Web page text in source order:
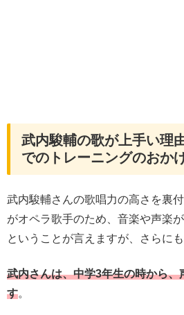
武内駿輔の歌が上手い理
でのトレーニングのおか
武内駿輔さんの歌唱力の高さを裏
がオペラ歌手のため、音楽や声楽
ということが言えますが、さらに
武内さんは、中学3年生の時から、
す。